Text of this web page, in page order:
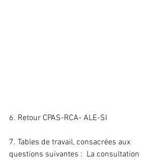
6. Retour CPAS-RCA- ALE-SI
7. Tables de travail, consacrées aux
questions suivantes :  La consultation